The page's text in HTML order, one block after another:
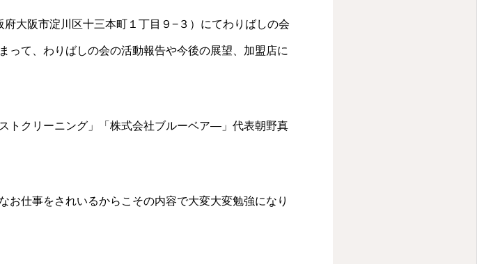
大阪市淀川区十三本町１丁目９−３）にてわりばしの会
って、わりばしの会の活動報告や今後の展望、加盟店に
トクリーニング」「株式会社ブルーベア―」代表朝野真
仕事をされいるからこその内容で大変大変勉強になり